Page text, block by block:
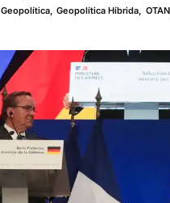
Geopolítica,Geopolítica Híbrida, OTAN